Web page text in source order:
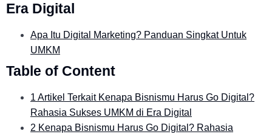
Era Digital
Apa Itu Digital Marketing? Panduan Singkat Untuk
UMKM
Table of Content
1 Artikel Terkait Kenapa Bisnismu Harus Go Digital?
Rahasia Sukses UMKM di Era Digital
2 Kenapa Bisnismu Harus Go Digital? Rahasia